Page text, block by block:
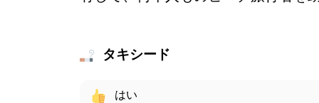
タキシード
はい